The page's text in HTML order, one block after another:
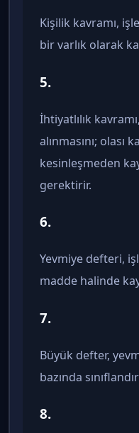
Kişilik kavramı,
bir varlık olarak
5.
İhtiyatlılık
alınmasını; olası
kesinleşmeden
gerektirir.
6.
Yevmiye defteri,
madde halinde
7.
Büyük defter,
bazında
8.